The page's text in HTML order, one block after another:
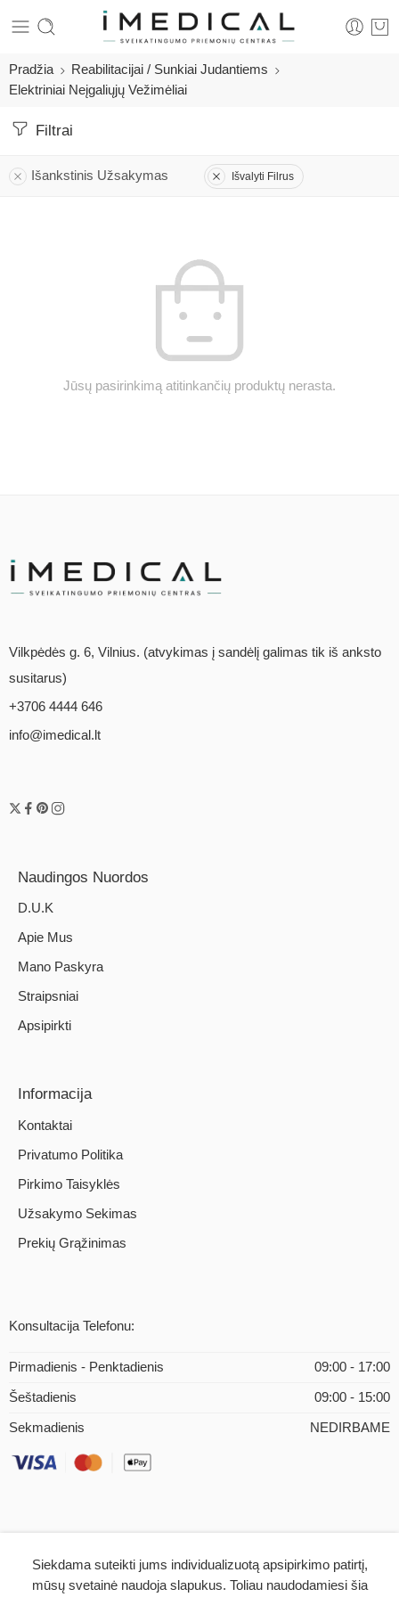
Pradžia
Reabilitacijai / Sunkiai Judantiems
Elektriniai Neįgaliųjų Vežimėliai
Filtrai
Išankstinis Užsakymas Išvalyti Filrus
Jūsų pasirinkimą atitinkančių produktų nerasta.
Vilkpėdės g. 6, Vilnius. (atvykimas į sandėlį galimas tik iš anksto
susitarus)
+3706 4444 646
info@imedical.lt
Naudingos Nuordos
D.U.K
Apie Mus
Mano Paskyra
Straipsniai
Apsipirkti
Informacija
Kontaktai
Privatumo Politika
Pirkimo Taisyklės
Užsakymo Sekimas
Prekių Grąžinimas
Konsultacija Telefonu:
Pirmadienis - Penktadienis 09:00 - 17:00
Šeštadienis 09:00 - 15:00
Sekmadienis NEDIRBAME
© 2026 – iMEDICAL.LT | Visos teisės saugomos
Siekdama suteikti jums individualizuotą apsipirkimo patirtį,
mūsų svetainė naudoja slapukus. Toliau naudodamiesi šia